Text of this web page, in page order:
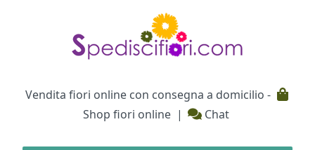
Vendita fiori online con consegna a domicilio -
Shop fiori online | Chat